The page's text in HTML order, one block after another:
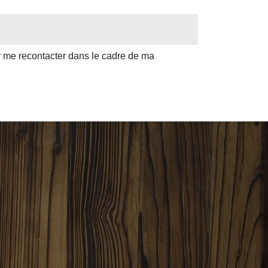
recontacter dans le cadre de ma